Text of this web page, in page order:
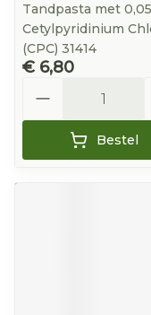
Tandpasta met
Cetylpyridinium
(CPC) 31414
€ 6,80
Bestel